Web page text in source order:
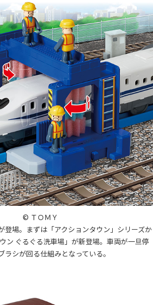
© ＴＯＭＹ
場。まずは「アクションタウン」シリーズか
ン ぐるぐる洗車場」が新登場。車両が一旦停
ラシが回る仕組みとなっている。